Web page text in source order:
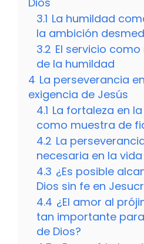
3.1 La humildad
la ambición
3.2 El servicio
de la humildad
4 La perseverancia
exigencia de Jesús
4.1 La fortaleza en
como muestra de
4.2 La
necesaria en la
4.3 ¿Es posible
Dios sin fe en
4.4 ¿El amor al
tan importante
de Dios?